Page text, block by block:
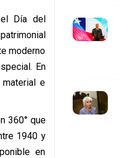
el Día del
moderno
En
e
360° que
1940 y
en